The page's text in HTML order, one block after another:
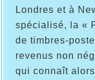
Londres et à
spécialisé, la «
de timbres-
revenus non
qui connaît